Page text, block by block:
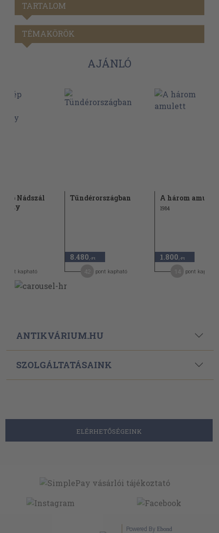
TARTALOM
TÉMAKÖRÖK
AJÁNLÓ
Nádszál
pont kapható
Tündérországban
8.480 ,-Ft
pont kapható
A három amulett
1984
1.800 ,-Ft
pont kapható
ANTIKVÁRIUM.HU
SZOLGÁLTATÁSAINK
ELÉRHETŐSÉGEINK
Powered By Ebond